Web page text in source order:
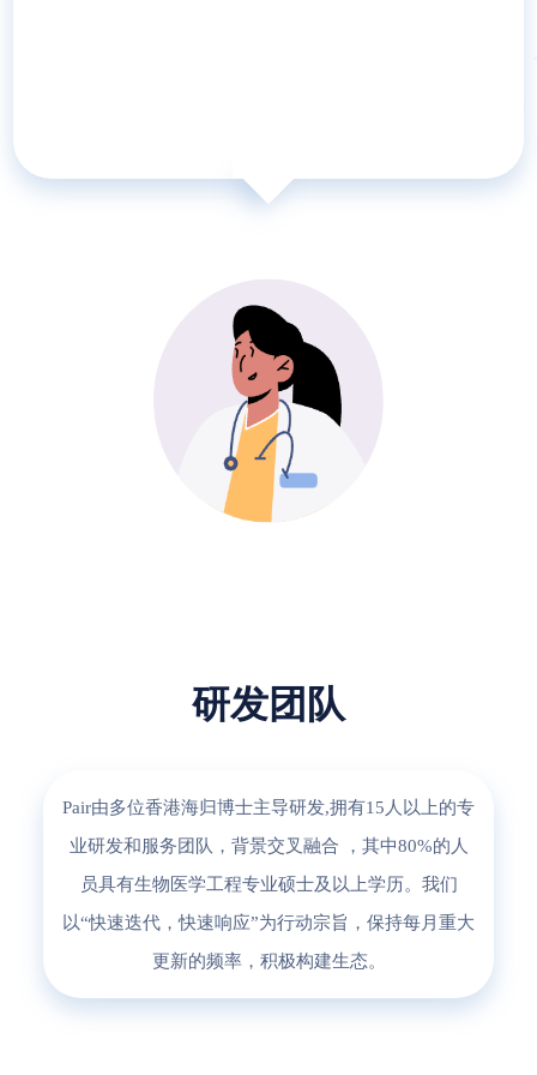
研发团队
Pair由多位香港海归博士主导研发,拥有15人以上的专
业研发和服务团队，背景交叉融合 ，其中80%的人
员具有生物医学工程专业硕士及以上学历。我们
以“快速迭代，快速响应”为行动宗旨，保持每月重大
更新的频率，积极构建生态。